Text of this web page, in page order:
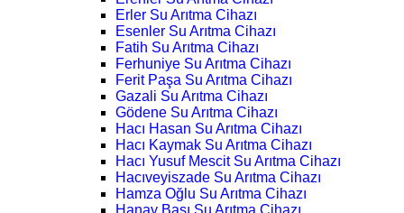
Erler Su Arıtma Cihazı
Esenler Su Arıtma Cihazı
Fatih Su Arıtma Cihazı
Ferhuniye Su Arıtma Cihazı
Ferit Paşa Su Arıtma Cihazı
Gazali Su Arıtma Cihazı
Gödene Su Arıtma Cihazı
Hacı Hasan Su Arıtma Cihazı
Hacı Kaymak Su Arıtma Cihazı
Hacı Yusuf Mescit Su Arıtma Cihazı
Hacıveyiszade Su Arıtma Cihazı
Hamza Oğlu Su Arıtma Cihazı